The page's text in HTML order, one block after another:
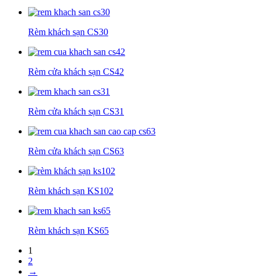
Rèm khách sạn CS30
Rèm cửa khách sạn CS42
Rèm cửa khách sạn CS31
Rèm cửa khách sạn CS63
Rèm khách sạn KS102
Rèm khách sạn KS65
1
2
→